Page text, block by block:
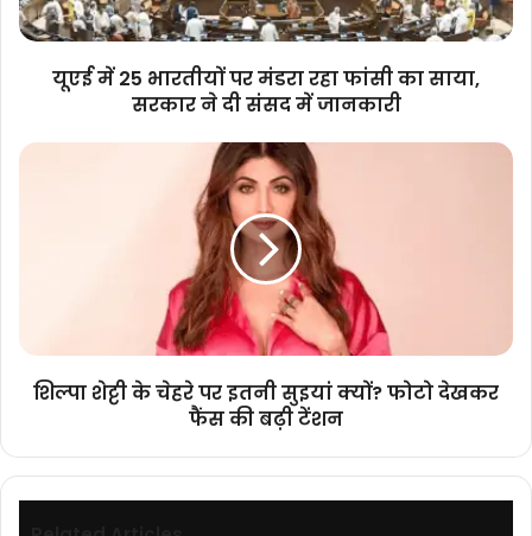
फांसी
का
सरकारयूएई में 25 भारतीयों पर मंडरा रहा फांसी का साया,
सरकार ने दी संसद में जानकारी
शिल्पा
फोटो
देखकर
फैंस
टेंशन
शिल्पा शेट्टी के चेहरे पर इतनी सुइयां क्यों? फोटो देखकर
फैंस की बढ़ी टेंशन